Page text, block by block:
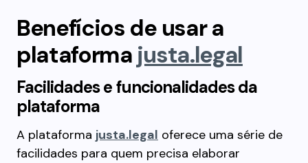
Benefícios de usar a
plataforma justa.legal
Facilidades e funcionalidades da
plataforma
A plataforma justa.legal oferece uma série de
facilidades para quem precisa elaborar